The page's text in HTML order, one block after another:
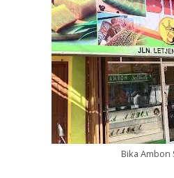
Bika Ambon